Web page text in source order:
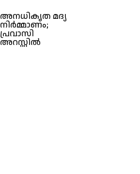
അനധികൃത മദ്യ
നിർമ്മാണം;
പ്രവാസി
അറസ്റ്റിൽ